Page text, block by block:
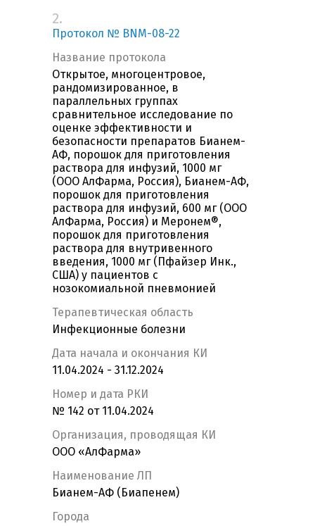
2.
Протокол № BNM-08-22
Название протокола
Открытое, многоцентровое,
рандомизированное, в
параллельных группах
сравнительное исследование по
оценке эффективности и
безопасности препаратов Бианем-
АФ, порошок для приготовления
раствора для инфузий, 1000 мг
(ООО АлФарма, Россия), Бианем-АФ,
порошок для приготовления
раствора для инфузий, 600 мг (ООО
АлФарма, Россия) и Меронем®,
порошок для приготовления
раствора для внутривенного
введения, 1000 мг (Пфайзер Инк.,
США) у пациентов с
нозокомиальной пневмонией
Терапевтическая область
Инфекционные болезни
Дата начала и окончания КИ
11.04.2024 - 31.12.2024
Номер и дата РКИ
№ 142 от 11.04.2024
Организация, проводящая КИ
ООО «АлФарма»
Наименование ЛП
Бианем-АФ (Биапенем)
Города